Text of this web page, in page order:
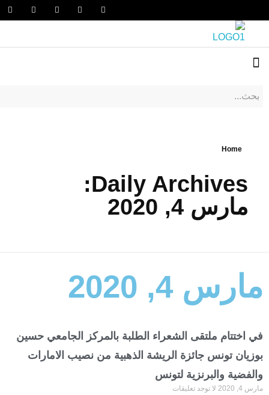
Home
Daily Archives:
مارس 4, 2020
مارس 4, 2020
في اختتام ملتقى الشعراء الطلبة بالمركز الجامعي حسين
بوزيان تونس جائزة الريشة الذهبية من نصيب الامارات
والفضية والبرنزية لتونس
مارس 4, 2020 لا توجد تعليقات